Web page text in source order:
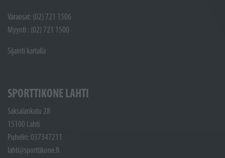
Varaosat: (02) 721 1506
Myynti : (02) 721 1500
Sijainti kartalla
SPORTTIKONE LAHTI
Saksalankatu 28
15100 Lahti
Puhelin: 037347211
lahti@sporttikone.fi